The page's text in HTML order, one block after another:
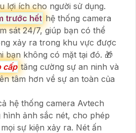
lợi ích cho người sử dụng.
trước hết hệ thống camera
sát 24/7, giúp bạn có thể
xảy ra trong khu vực được
bạn không có mặt tại đó. 🎁
cấp tăng cường sự an ninh và
tâm hơn về sự an toàn của
hệ thống camera Avtech
ảnh sắc nét, cho phép
sự kiện xảy ra. Nét ấn